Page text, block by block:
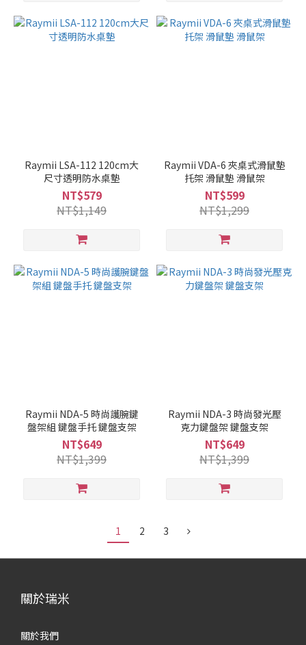
Raymii LSA-112 120cm大
尺寸透明防水桌墊
NT$579
NT$1,149
Raymii VDA-6 夾桌式滑鼠墊
托架 滑鼠墊 滑鼠架
NT$599
NT$1,299
Raymii NDA-5 時尚護腕鍵
盤架組 鍵盤手托 鍵盤支架
NT$649
NT$1,399
Raymii NDA-3 時尚發光壓
克力鍵盤架 鍵盤支架
NT$649
NT$1,399
1 2 3
關於瑞米
關於我們